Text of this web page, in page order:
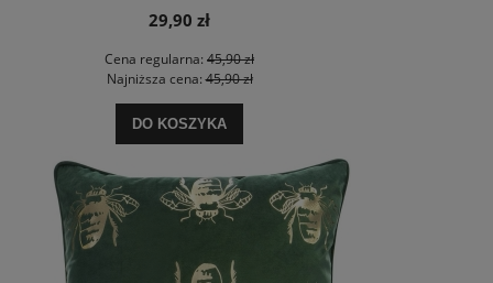
29,90 zł
Cena regularna: 45,90 zł
Najniższa cena:45,90 zł
DO KOSZYKA